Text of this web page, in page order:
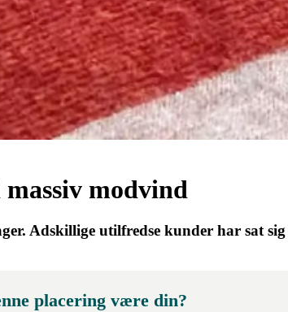
modvind
Adskillige utilfredse kunder har sat
placering være din?